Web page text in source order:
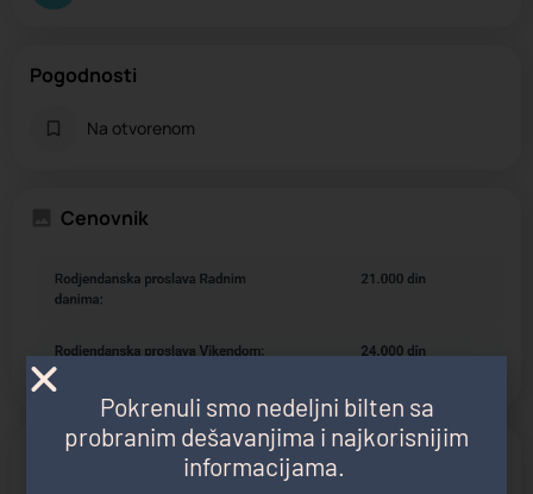
Pogodnosti
Na otvorenom
Cenovnik
Oprema za igru
Pokrenuli smo nedeljni bilten sa
probranim dešavanjima i najkorisnijim
informacijama.